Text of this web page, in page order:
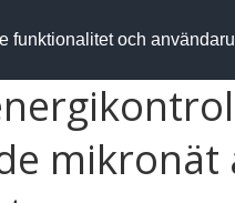
funktionalitet och
mikronät